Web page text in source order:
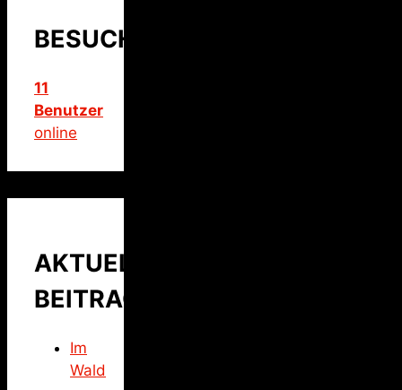
BESUCHER
11
Benutzer
online
AKTUELLER
BEITRAG
Im
Wald